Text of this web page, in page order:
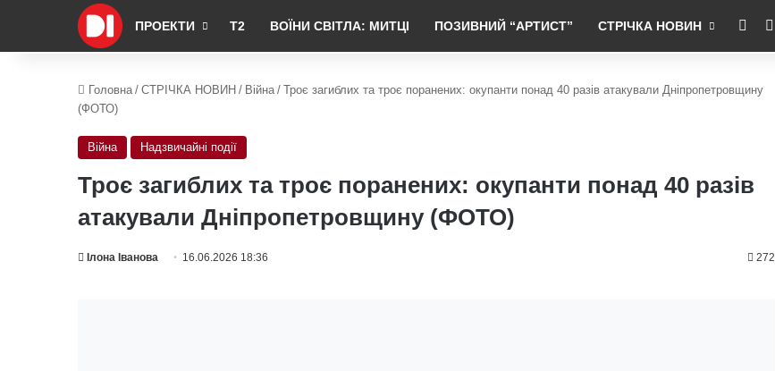
ПРОЕКТИ Т2 ВОЇНИ СВІТЛА: МИТЦІ ПОЗИВНИЙ “АРТИСТ” СТРІЧКА НОВИН RSS
Головна / СТРІЧКА НОВИН / Війна / Троє загиблих та троє поранених: окупанти понад 40 разів атакували Дніпропетровщину
(ФОТО)
Війна Надзвичайні події
Троє загиблих та троє поранених: окупанти понад 40 разів
атакували Дніпропетровщину (ФОТО)
Ілона Іванова 16.06.2026 18:36 272